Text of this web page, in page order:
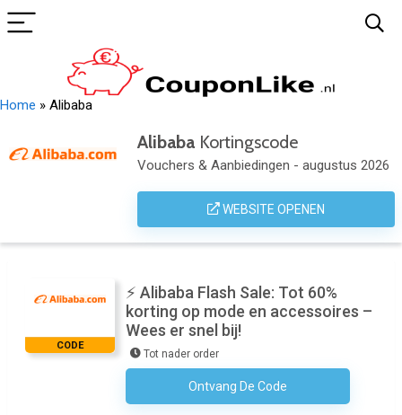
Home » Alibaba
AlibabaKortingscode
Vouchers & Aanbiedingen - augustus 2026
WEBSITE OPENEN
CODE
⚡ Alibaba Flash Sale: Tot 60%
korting op mode en accessoires –
Wees er snel bij!
Tot nader order
Ontvang De CodeGeen Code Nodig